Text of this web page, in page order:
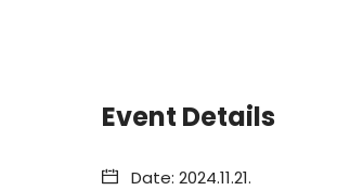
Event Details
Date: 2024.11.21.